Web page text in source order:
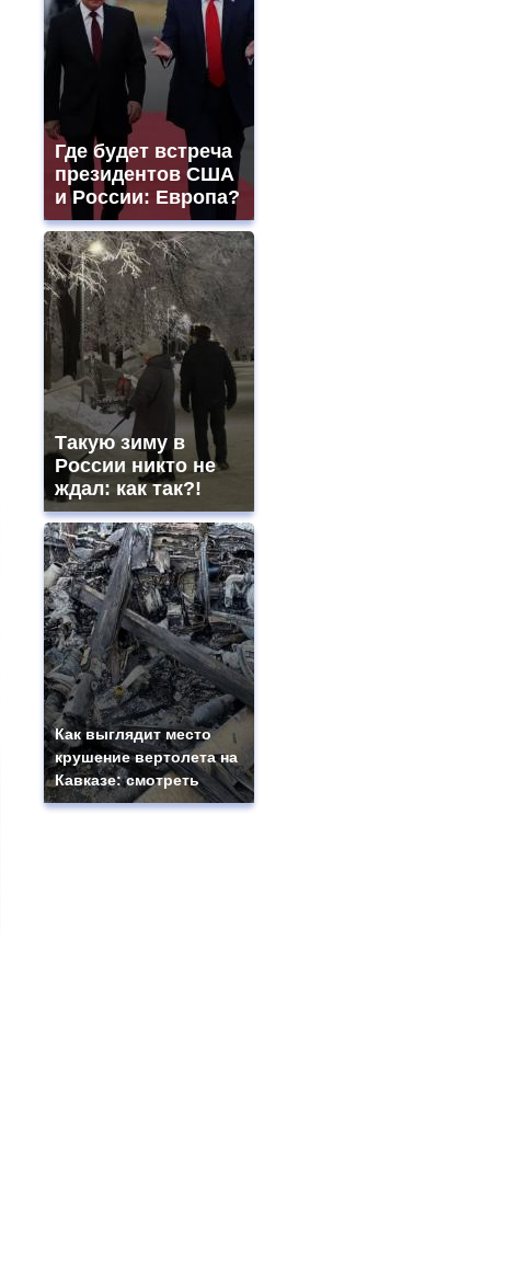
Где будет встреча
президентов США
и России: Европа?
Такую зиму в
России никто не
ждал: как так?!
Как выглядит место
крушение вертолета на
Кавказе: смотреть